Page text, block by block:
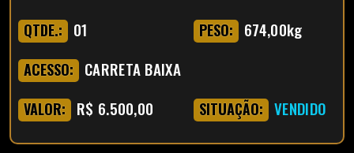
QTDE.: 01 PESO: 674,00kg
ACESSO: CARRETA BAIXA
VALOR: R$ 6.500,00 SITUAÇÃO: VENDIDO